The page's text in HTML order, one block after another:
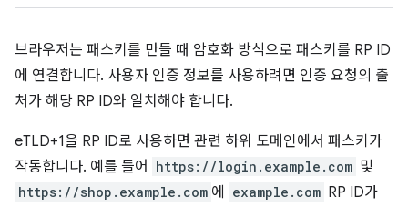
브라우저는 패스키를 만들 때 암호화 방식으로 패스키를 RP ID
에 연결합니다. 사용자 인증 정보를 사용하려면 인증 요청의 출
처가 해당 RP ID와 일치해야 합니다.
eTLD+1을 RP ID로 사용하면 관련 하위 도메인에서 패스키가
작동합니다. 예를 들어
https://login.example.com 및
https://shop.example.com 에 example.com RP ID가